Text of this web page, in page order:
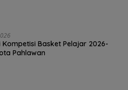
Kompetisi Basket Pelajar 2026-
Pahlawan